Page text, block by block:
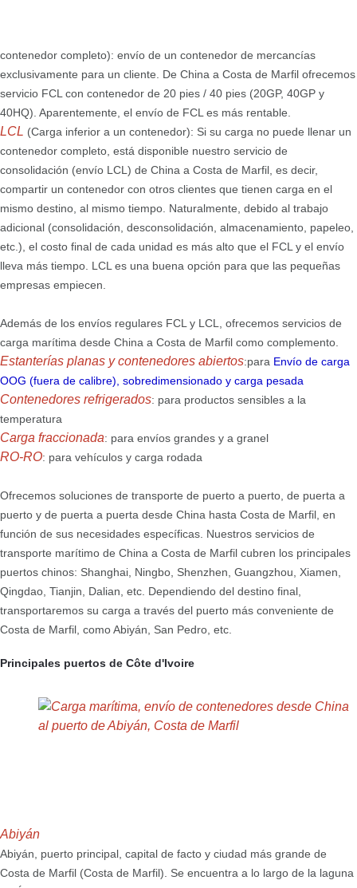
contenedor completo): envío de un contenedor de mercancías
exclusivamente para un cliente. De China a Costa de Marfil ofrecemos
servicio FCL con contenedor de 20 pies / 40 pies (20GP, 40GP y
40HQ). Aparentemente, el envío de FCL es más rentable.
LCL (Carga inferior a un contenedor): Si su carga no puede llenar un
contenedor completo, está disponible nuestro servicio de
consolidación (envío LCL) de China a Costa de Marfil, es decir,
compartir un contenedor con otros clientes que tienen carga en el
mismo destino, al mismo tiempo. Naturalmente, debido al trabajo
adicional (consolidación, desconsolidación, almacenamiento, papeleo,
etc.), el costo final de cada unidad es más alto que el FCL y el envío
lleva más tiempo. LCL es una buena opción para que las pequeñas
empresas empiecen.
Además de los envíos regulares FCL y LCL, ofrecemos servicios de
carga marítima desde China a Costa de Marfil como complemento.
Estanterías planas y contenedores abiertos:para Envío de carga
OOG (fuera de calibre), sobredimensionado y carga pesada
Contenedores refrigerados: para productos sensibles a la
temperatura
Carga fraccionada: para envíos grandes y a granel
RO-RO: para vehículos y carga rodada
Ofrecemos soluciones de transporte de puerto a puerto, de puerta a
puerto y de puerta a puerta desde China hasta Costa de Marfil, en
función de sus necesidades específicas. Nuestros servicios de
transporte marítimo de China a Costa de Marfil cubren los principales
puertos chinos: Shanghai, Ningbo, Shenzhen, Guangzhou, Xiamen,
Qingdao, Tianjin, Dalian, etc. Dependiendo del destino final,
transportaremos su carga a través del puerto más conveniente de
Costa de Marfil, como Abiyán, San Pedro, etc.
Principales puertos de Côte d'Ivoire
Abiyán
Abiyán, puerto principal, capital de facto y ciudad más grande de
Costa de Marfil (Costa de Marfil). Se encuentra a lo largo de la laguna